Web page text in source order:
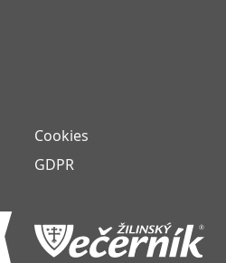
Cookies
GDPR